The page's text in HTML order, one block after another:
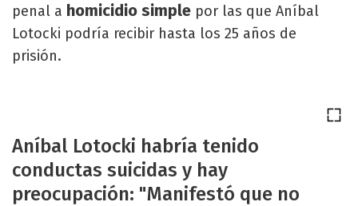
penal a homicidio simple por las que Aníbal
Lotocki podría recibir hasta los 25 años de
prisión.
Aníbal Lotocki habría tenido
conductas suicidas y hay
preocupación: "Manifestó que no